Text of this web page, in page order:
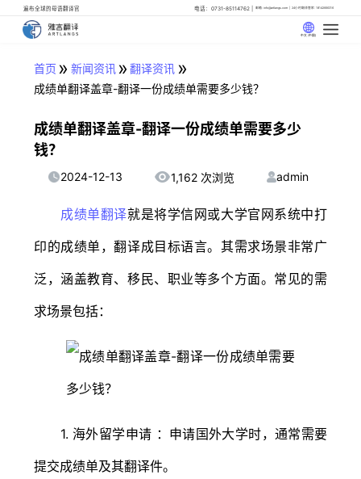
遍布全球的母语翻译官 电话：0731-85114762 邮箱: info@artlangs.com 24小时翻译管家: 18142666316
中文 (中国)
首页 » 新闻资讯» 翻译资讯 »
成绩单翻译盖章-翻译一份成绩单需要多少钱？
成绩单翻译盖章-翻译一份成绩单需要多少
钱？
2024-12-13 1,162 次浏览 admin
成绩单翻译就是将学信网或大学官网系统中打
印的成绩单，翻译成目标语言。其需求场景非常广
泛，涵盖教育、移民、职业等多个方面。常见的需
求场景包括：
1. 海外留学申请 ：申请国外大学时，通常需要
提交成绩单及其翻译件。